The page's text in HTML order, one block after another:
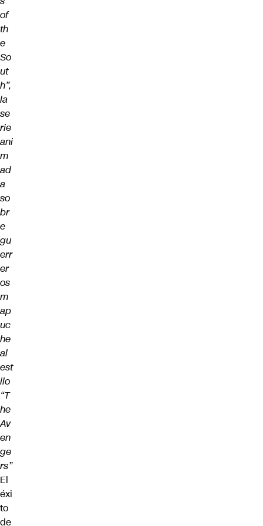
of
th
e
So
ut
h”,
la
se
rie
ani
m
ad
a
so
br
e
gu
err
er
os
m
ap
uc
he
al
est
ilo
“T
he
Av
en
ge
rs”
El
éxi
to
de